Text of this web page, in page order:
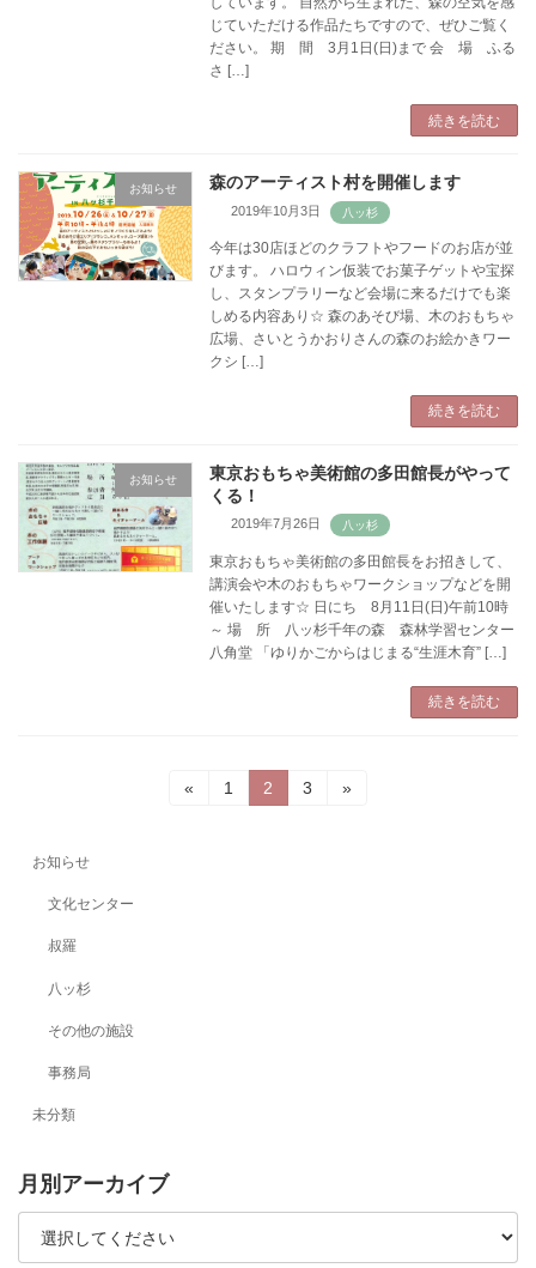
じていただける作品たちですので、ぜひご覧く
ださい。 期 間 3月1日(日)まで 会 場 ふる
さ […]
続きを読む
お知らせ 森のアーティスト村を開催します
2019年10月3日
今年は30店ほどのクラフトやフードのお店が並
びます。 ハロウィン仮装でお菓子ゲットや宝探
し、スタンプラリーなど会場に来るだけでも楽
しめる内容あり☆ 森のあそび場、木のおもちゃ
広場、さいとうかおりさんの森のお絵かきワー
クシ […]
続きを読む
お知らせ
東京おもちゃ美術館の多田館長がやって
くる！
2019年7月26日
東京おもちゃ美術館の多田館長をお招きして、
講演会や木のおもちゃワークショップなどを開
催いたします☆ 日にち 8月11日(日)午前10時
～ 場 所 八ッ杉千年の森 森林学習センター
八角堂 「ゆりかごからはじまる“生涯木育” […]
続きを読む
の
«
固1
固
定
2
固
3 »
お知らせ
文化センター
叔羅
八ッ杉
その他の施設
事務局
未分類
月別アーカイブ